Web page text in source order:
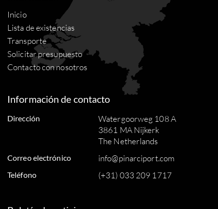
Inicio
Lista de existencias
Transporte
Solicitar presupuesto
Contacto con nosotros
Información de contacto
Dirección
Watergoorweg 108 A
3861 MA Nijkerk
The Netherlands
Correo electrónico info@pinarciport.com
Teléfono (+31) 033 209 1717